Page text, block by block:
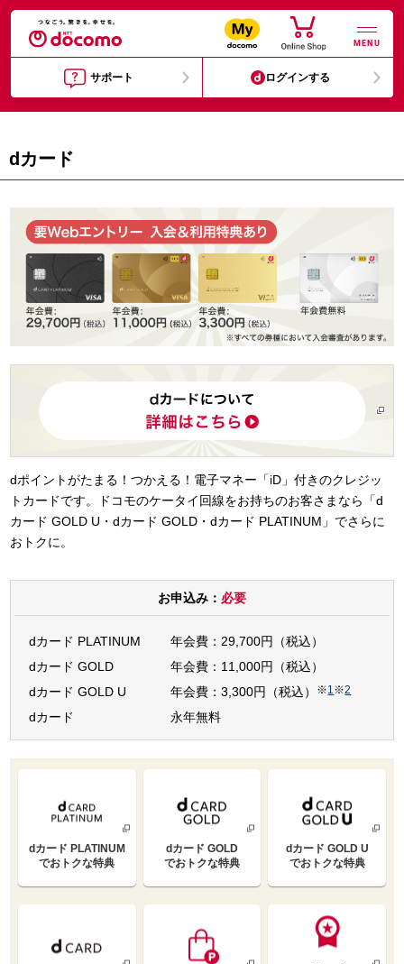
MENU
サポート ログインする
dカード
dポイントがたまる！つかえる！電子マネー「iD」付きのクレジッ
トカードです。ドコモのケータイ回線をお持ちのお客さまなら「d
カード GOLD U・dカード GOLD・dカード PLATINUM」でさらに
おトクに。
お申込み： 必要
dカード PLATINUM
年会費：29,700円（税込）
dカード GOLD
年会費：11,000円（税込）
dカード GOLD U
年会費：3,300円（税込） ※1※2
dカード 永年無料
dカード PLATINUM
でおトクな特典
dカード GOLD
でおトクな特典
dカード GOLD U
でおトクな特典